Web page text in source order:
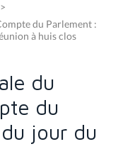
du Parlement :
à huis clos
du
du
jour du